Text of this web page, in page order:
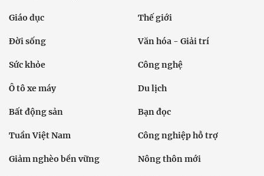
Giáo dục Thế giới
Đời sống Văn hóa - Giải trí
Sức khỏe Công nghệ
Ô tô xe máy Du lịch
Bất động sản Bạn đọc
Tuần Việt Nam Công nghiệp hỗ trợ
Giảm nghèo bền vững Nông thôn mới